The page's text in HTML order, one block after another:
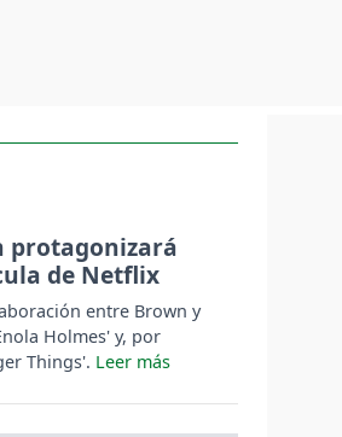
protagonizará
de Netflix
entre Brown y
Holmes' y, por
Things'.